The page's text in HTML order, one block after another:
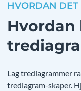
HVORDAN DET
Hvordan
Lag trediagrammer
trediagram-skaper.